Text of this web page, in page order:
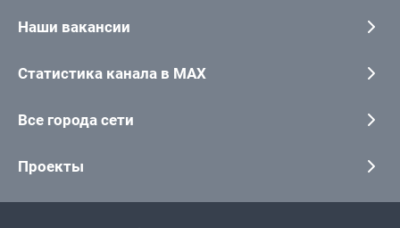
Наши вакансии
Статистика канала в MAX
Все города сети
Проекты